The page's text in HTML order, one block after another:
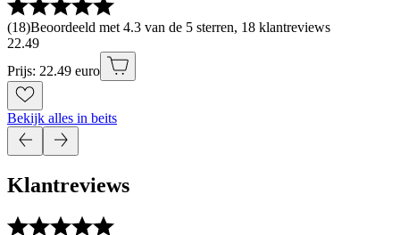
(18)Beoordeeld met 4.3 van de 5 sterren, 18 klantreviews
22.49
Prijs: 22.49 euro
Bekijk alles in beits
Klantreviews